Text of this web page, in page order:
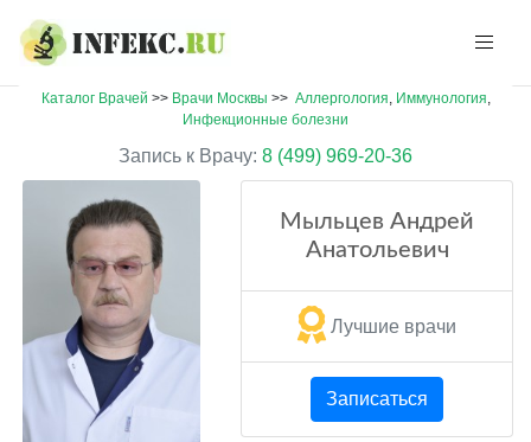
Каталог Врачей >> Врачи Москвы >> Аллергология, Иммунология,
Инфекционные болезни
Запись к Врачу: 8 (499) 969-20-36
Мыльцев Андрей
Анатольевич
Лучшие врачи
Записаться